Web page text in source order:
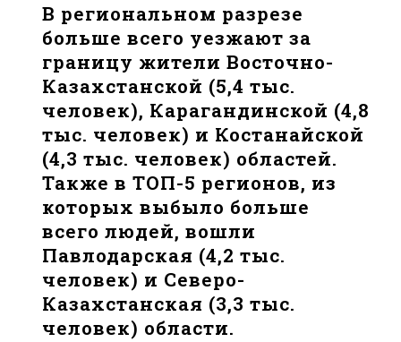
В региональном разрезе
больше всего уезжают за
границу жители Восточно-
Казахстанской (5,4 тыс.
человек), Карагандинской (4,8
тыс. человек) и Костанайской
(4,3 тыс. человек) областей.
Также в ТОП-5 регионов, из
которых выбыло больше
всего людей, вошли
Павлодарская (4,2 тыс.
человек) и Северо-
Казахстанская (3,3 тыс.
человек) области.